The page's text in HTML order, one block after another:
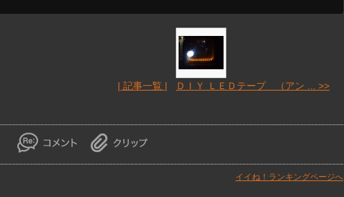
| 記事一覧 | ＤＩＹ ＬＥＤテープ （アン ... >>
イイね！ランキングページへ